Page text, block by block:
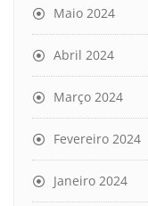
Maio 2024
Abril 2024
Março 2024
Fevereiro 2024
Janeiro 2024